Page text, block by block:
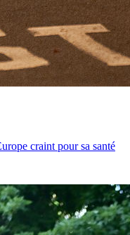
craint pour sa santé